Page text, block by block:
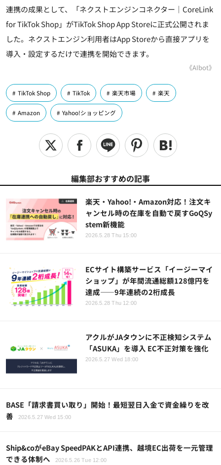
連携の成果として、「ネクストエンジンコネクター｜CoreLink
for TikTok Shop」がTikTok Shop App Storeに正式公開されま
した。ネクストエンジン利用者はApp Storeから直接アプリを
導入・設定するだけで連携を開始できます。
《AIbot》
TikTok Shop TikTok 楽天市場 楽天
Amazon Yahoo!ショッピング
編集部おすすめの記事
楽天・Yahoo!・Amazon対応！注文キ
ャンセル時の在庫を自動で戻すGoQSy
stem新機能
2026.5.28 Thu 15:00
ECサイト構築サービス「イージーマイ
ショップ」が年間流通総額128億円を
達成——9年連続の2桁成長
2026.5.28 Thu 12:00
アクルがJAタウンに不正検知システム
「ASUKA」を導入 EC不正対策を強化
2026.5.27 Wed 18:00
BASE「請求書買い取り」開始！最短翌日入金で資金繰りを改
善
2026.5.27 Wed 15:00
Ship&coがeBay SpeedPAKとAPI連携、越境EC出荷を一元管理
できる体制へ
2026.5.26 Tue 12:00